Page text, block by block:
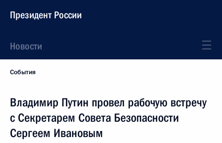
Президент России
Новости
События
Владимир Путин провел рабочую встречу
с Секретарем Совета Безопасности
Сергеем Ивановым